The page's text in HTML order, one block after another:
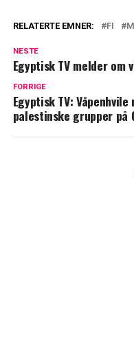
RELATERTE EMNER: FI
NESTE
Egyptisk TV melder om
FORRIGE
Egyptisk TV:
palestinske grupper på